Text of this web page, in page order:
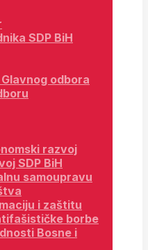
SDP BiH
odbora
razvoj
SDP BiH
samoupravu
i zaštitu
borbe
Bosne i